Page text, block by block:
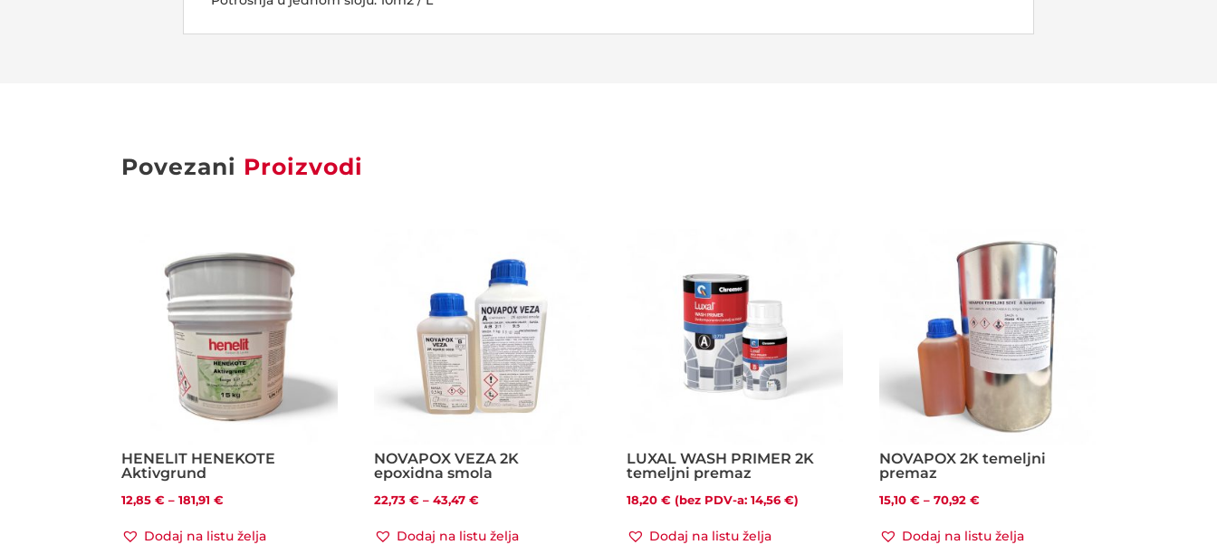
Povezani Proizvodi
HENELIT HENEKOTE
Aktivgrund
12,85€ – 181,91€Raspon
Dodaj na listu želja
NOVAPOX VEZA 2K
epoxidna smola
22,73€ – 43,47€Raspon
Dodaj na listu želja
LUXAL WASH PRIMER 2K
temeljni premaz
18,20€ (bez PDV-a:14,56€)
Dodaj na listu želja
NOVAPOX 2K temeljni
premaz
15,10€ – 70,92€Raspon
Dodaj na listu želja